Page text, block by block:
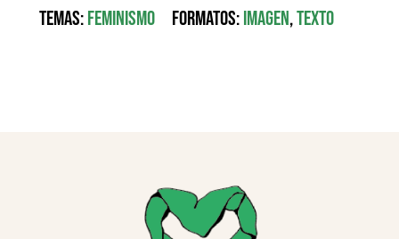
Temas:Feminismo Formatos:Imagen,Texto